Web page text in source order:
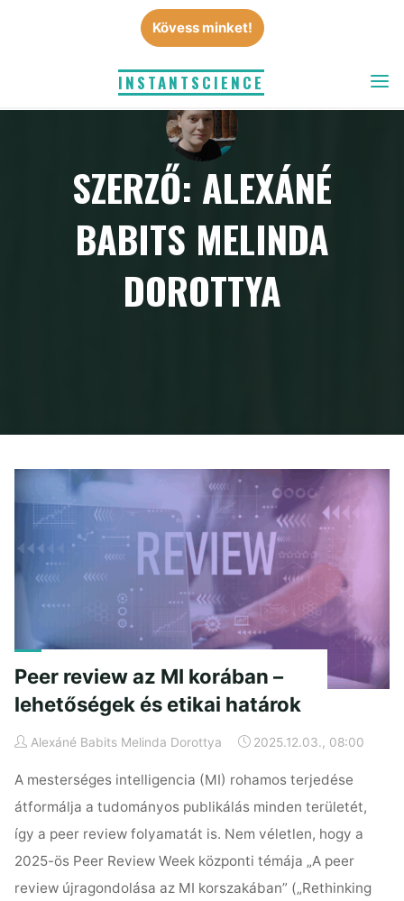
INSTANTSCIENCE
Kövess minket!
SZERZŐ: ALEXÁNÉ
BABITS MELINDA
DOROTTYA
Peer review az MI korában –
lehetőségek és etikai határok
Alexáné Babits Melinda Dorottya 2025.12.03., 08:00
A mesterséges intelligencia (MI) rohamos terjedése
átformálja a tudományos publikálás minden területét,
így a peer review folyamatát is. Nem véletlen, hogy a
2025-ös Peer Review Week központi témája „A peer
review újragondolása az MI korszakában” („Rethinking